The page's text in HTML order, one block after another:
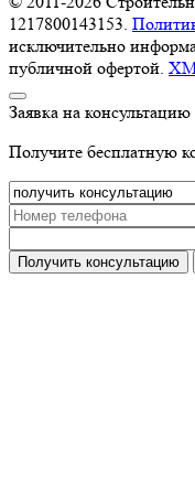
1217800143153.
исключительно
публичной офертой.
Заявка на консультацию
Получите бесплатную